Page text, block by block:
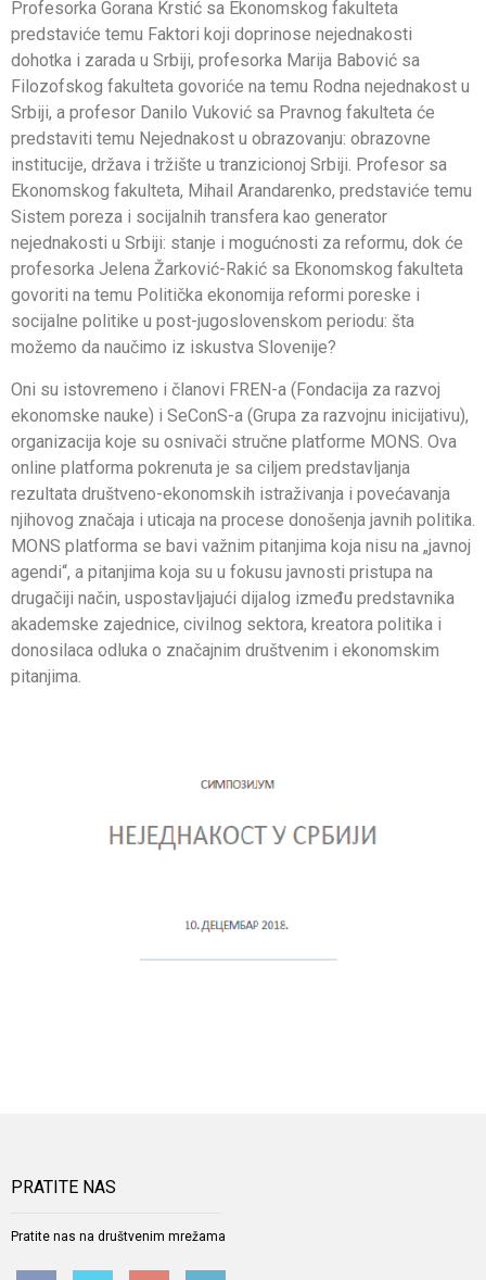
Profesorka Gorana Krstić sa Ekonomskog fakulteta
predstaviće temu Faktori koji doprinose nejednakosti
dohotka i zarada u Srbiji, profesorka Marija Babović sa
Filozofskog fakulteta govoriće na temu Rodna nejednakost u
Srbiji, a profesor Danilo Vuković sa Pravnog fakulteta će
predstaviti temu Nejednakost u obrazovanju: obrazovne
institucije, država i tržište u tranzicionoj Srbiji. Profesor sa
Ekonomskog fakulteta, Mihail Arandarenko, predstaviće temu
Sistem poreza i socijalnih transfera kao generator
nejednakosti u Srbiji: stanje i mogućnosti za reformu, dok će
profesorka Jelena Žarković-Rakić sa Ekonomskog fakulteta
govoriti na temu Politička ekonomija reformi poreske i
socijalne politike u post-jugoslovenskom periodu: šta
možemo da naučimo iz iskustva Slovenije?
Oni su istovremeno i članovi FREN-a (Fondacija za razvoj
ekonomske nauke) i SeConS-a (Grupa za razvojnu inicijativu),
organizacija koje su osnivači stručne platforme MONS. Ova
online platforma pokrenuta je sa ciljem predstavljanja
rezultata društveno-ekonomskih istraživanja i povećavanja
njihovog značaja i uticaja na procese donošenja javnih politika.
MONS platforma se bavi važnim pitanjima koja nisu na „javnoj
agendi“, a pitanjima koja su u fokusu javnosti pristupa na
drugačiji način, uspostavljajući dijalog između predstavnika
akademske zajednice, civilnog sektora, kreatora politika i
donosilaca odluka o značajnim društvenim i ekonomskim
pitanjima.
PRATITE NAS
Pratite nas na društvenim mrežama